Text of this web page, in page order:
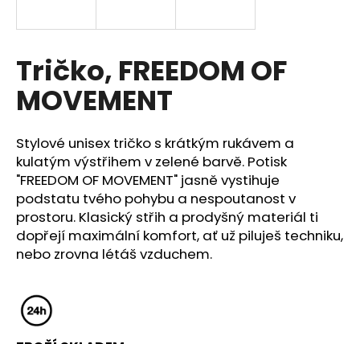
Tričko, FREEDOM OF
MOVEMENT
Stylové unisex tričko s krátkým rukávem a
kulatým výstřihem v zelené barvě. Potisk
"FREEDOM OF MOVEMENT" jasně vystihuje
podstatu tvého pohybu a nespoutanost v
prostoru. Klasický střih a prodyšný materiál ti
dopřejí maximální komfort, ať už piluješ techniku,
nebo zrovna létáš vzduchem.
í
t
?
HLEDAT
D
o